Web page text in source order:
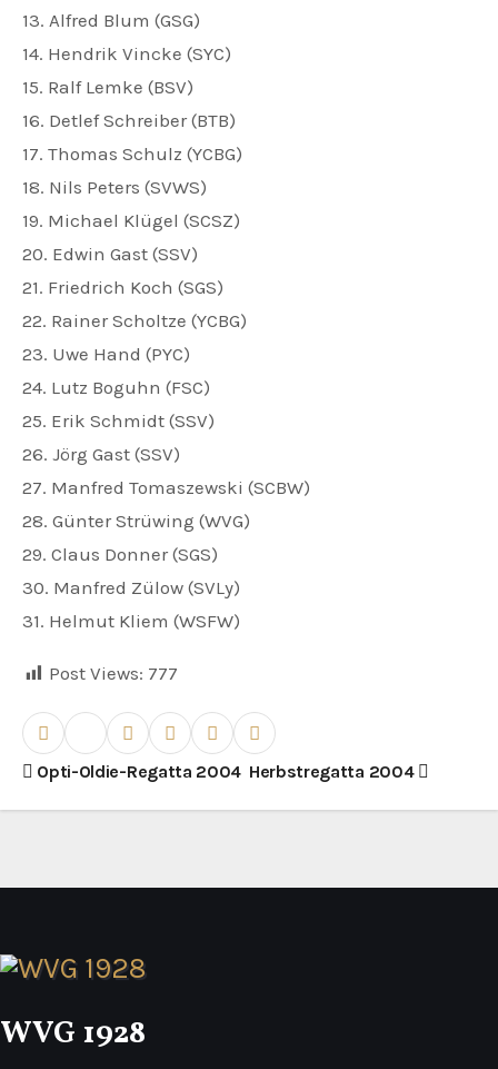
13. Alfred Blum (GSG)
14. Hendrik Vincke (SYC)
15. Ralf Lemke (BSV)
16. Detlef Schreiber (BTB)
17. Thomas Schulz (YCBG)
18. Nils Peters (SVWS)
19. Michael Klügel (SCSZ)
20. Edwin Gast (SSV)
21. Friedrich Koch (SGS)
22. Rainer Scholtze (YCBG)
23. Uwe Hand (PYC)
24. Lutz Boguhn (FSC)
25. Erik Schmidt (SSV)
26. Jörg Gast (SSV)
27. Manfred Tomaszewski (SCBW)
28. Günter Strüwing (WVG)
29. Claus Donner (SGS)
30. Manfred Zülow (SVLy)
31. Helmut Kliem (WSFW)
Post Views: 777
B
e
r
g
Opti-Oldie-Regatta 2004 Herbstregatta 2004
WVG 1928